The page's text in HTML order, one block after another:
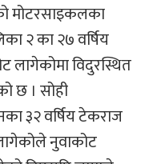
मोटरसाइकलका
२ का २७ वर्षिय
लागेकोमा विदुरस्थित
छ । सोही
३२ वर्षिय टेकराज
नुवाकोट